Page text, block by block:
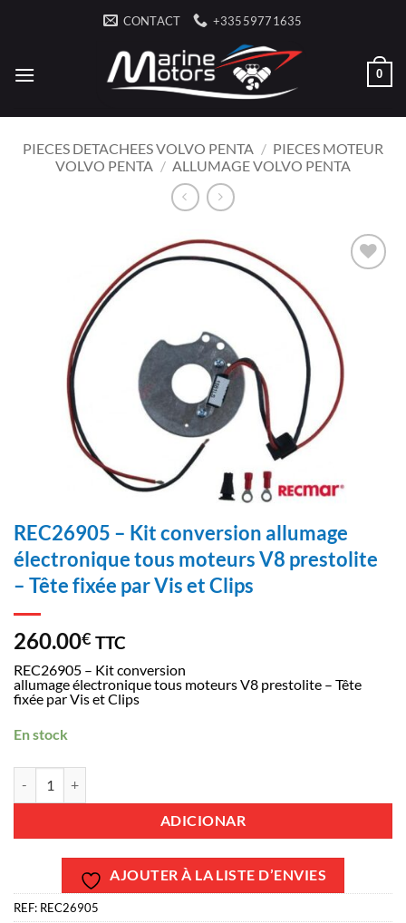
CONTACT +33559771635
0
PIECES DETACHEES VOLVO PENTA / PIECES MOTEUR
VOLVO PENTA / ALLUMAGE VOLVO PENTA
AJOUTER
À LA
LISTE
D’ENVIES
REC26905 – Kit conversion allumage
électronique tous moteurs V8 prestolite
– Tête fixée par Vis et Clips
260.00€ TTC
REC26905 – Kit conversion
allumage électronique tous moteursV8 prestolite – Tête
fixée par Vis et Clips
En stock
ADICIONAR
AJOUTER À LA LISTE D’ENVIES
REF: REC26905